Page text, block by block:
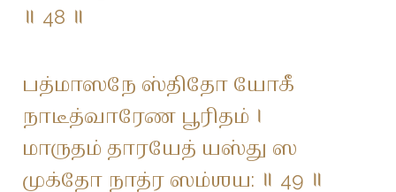
॥ 48 ॥
பத்மாஸநே ஸ்திதோ யோகீ
நாடீத்வாரேண பூரிதம் ।
மாருதம் தாரயேத் யஸ்து ஸ
முக்தோ நாத்ர ஸம்ஶய: ॥ 49 ॥